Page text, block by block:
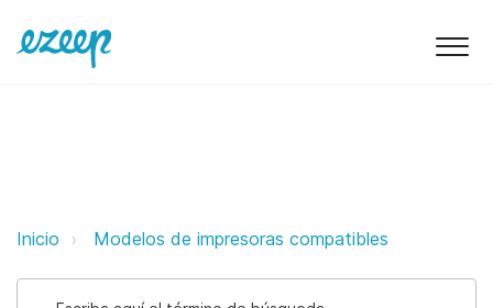
Tally ezeep Support Support
Inicio Modelos de impresoras compatibles